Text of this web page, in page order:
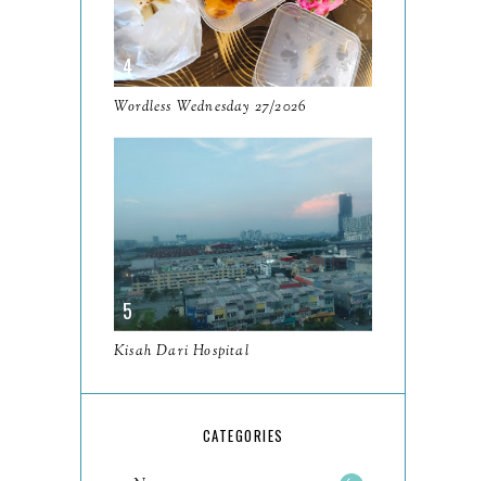
June
May11
April 13
March11
January
202393
December11
Petikan daripada My Mister
Wordless Wednesday 27/2026
Kisah Dari Hospital
CATEGORIES